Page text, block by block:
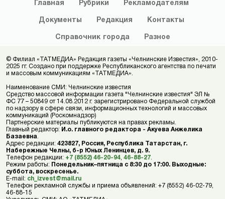
Главная Рубрики Рекламодателям
Документы Редакция Контакты
Справочник города Разное
© Филиал «ТАТМЕДИА» Редакция газеты «Челнинские Известия», 2010-
2025 гг. Создано при поддержке Республиканского агентства по печати
и массовым коммуникациям «ТАТМЕДИА».
Наименование СМИ: Челнинские известия
Средство массовой информации газета "Челнинские известия" ЭЛ №
ФС 77 – 50849 от 14.08.2012 г. зарегистрировано Федеральной службой
по надзору в сфере связи, информационных технологий и массовых
коммуникаций (Роскомнадзор)
Партнерские материалы публикуются на правах рекламы.
Главный редактор: И.о. главного редактора - Акуева Анжелика
Базаевна
Адрес редакции: 423827, Россия, Республика Татарстан, г.
Набережные Челны, б-р Юных Ленинцев, д. 9.
Телефон редакции: +7 (8552) 46-20-94 46-88-27
Режим работы: Понедельник–пятница с 8:30 до 17:00. Выходные:
суббота, воскресенье.
E-mail: ch_izvest@mail.ru
Телефон рекламной службы и приема объявлений: +7 (8552) 46-02-79,
46-88-15